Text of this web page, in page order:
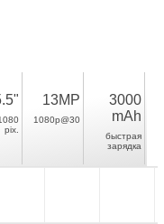
pix.
13MP
1080p@30
3000
mAh
быстрая
зарядка